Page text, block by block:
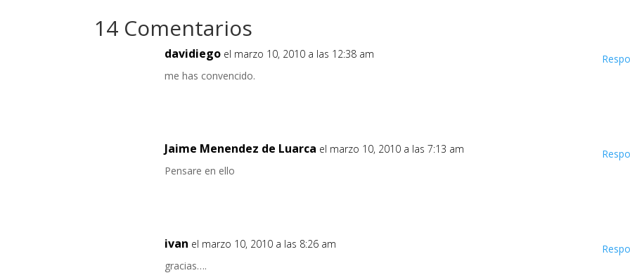
14 Comentarios
davidiego el marzo 10, 2010 a las 12:38 am
me has convencido.
Jaime Menendez de Luarca el marzo 10, 2010 a las 7:13 am
Pensare en ello
ivan el marzo 10, 2010 a las 8:26 am
gracias….